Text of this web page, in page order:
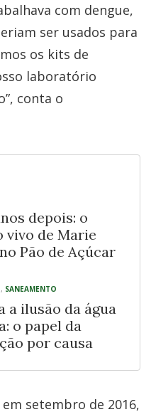
com dengue,
ser usados para
os kits de
laboratório
conta o
depois: o
vivo de Marie
Pão de Açúcar
, SANEAMENTO
a ilusão da água
o papel da
por causa
setembro de 2016,